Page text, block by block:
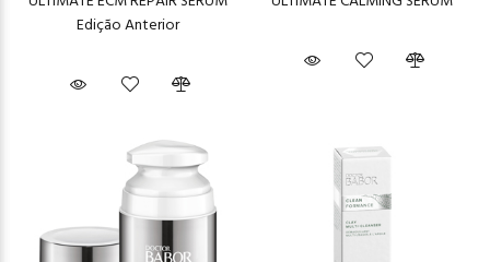
Edição Anterior